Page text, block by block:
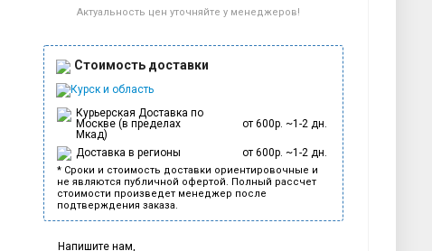
Актуальность цен уточняйте у менеджеров!
Стоимость доставки
Курск и область
Курьерская Доставка по
Москве (в пределах
Мкад)
от 600р. ~1-2 дн.
Доставка в регионы от 600р. ~1-2 дн.
* Сроки и стоимость доставки ориентировочные и
не являются публичной офертой. Полный рассчет
стоимости произведет менеджер после
подтверждения заказа.
Напишите нам,